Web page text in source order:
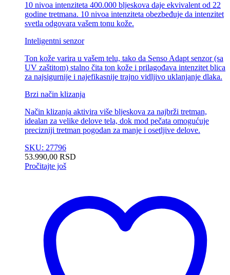
10 nivoa intenziteta 400.000 bljeskova daje ekvivalent od 22
godine tretmana. 10 nivoa intenziteta obezbeđuje da intenzitet
svetla odgovara vašem tonu kože.
Inteligentni senzor
Ton kože varira u vašem telu, tako da Senso Adapt senzor (sa
UV zaštitom) stalno čita ton kože i prilagođava intenzitet blica
za najsigurnije i najefikasnije trajno vidljivo uklanjanje dlaka.
Brzi način klizanja
Način klizanja aktivira više bljeskova za najbrži tretman,
idealan za velike delove tela, dok mod pečata omogućuje
precizniji tretman pogodan za manje i osetljive delove.
SKU: 27796
53.990,00 RSD
Pročitajte još